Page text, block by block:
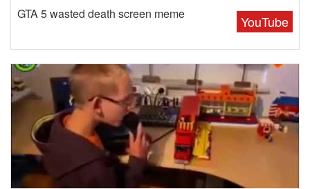
YouTube
GTA 5 wasted death screen meme